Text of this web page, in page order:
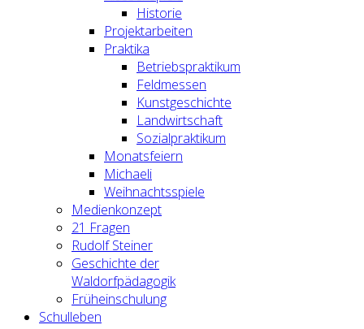
Historie
Projektarbeiten
Praktika
Betriebspraktikum
Feldmessen
Kunstgeschichte
Landwirtschaft
Sozialpraktikum
Monatsfeiern
Michaeli
Weihnachtsspiele
Medienkonzept
21 Fragen
Rudolf Steiner
Geschichte der
Waldorfpädagogik
Früheinschulung
Schulleben